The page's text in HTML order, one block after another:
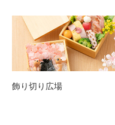
飾り切り広場